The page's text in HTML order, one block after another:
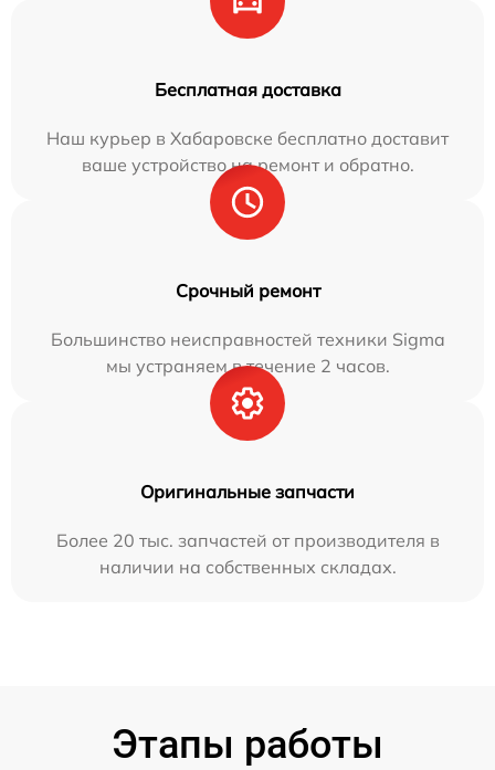
Бесплатная доставка
Наш курьер в Хабаровске бесплатно доставит
ваше устройство на ремонт и обратно.
Срочный ремонт
Большинство неисправностей техники Sigma
мы устраняем в течение 2 часов.
Оригинальные запчасти
Более 20 тыс. запчастей от производителя в
наличии на собственных складах.
Этапы работы